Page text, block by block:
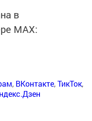
в
MАХ:
, ВКонтакте,ТикТок,